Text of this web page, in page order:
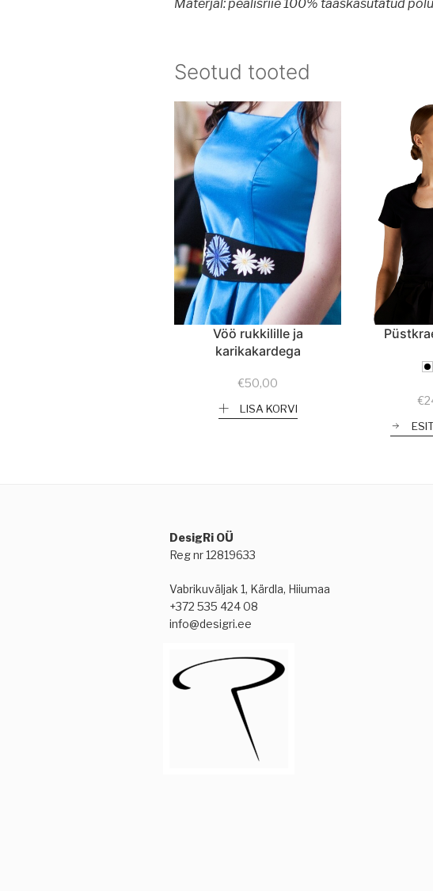
Materjal: pealisriie 100% taaskasutatud
Seotud tooted
Vöö rukkilille ja
karikakardega
€50,00
LISA KORVI
€
DesigRi OÜ
Reg nr 12819633
Vabrikuväljak 1, Kärdla, Hiiumaa
+372 535 424 08
info@desigri.ee